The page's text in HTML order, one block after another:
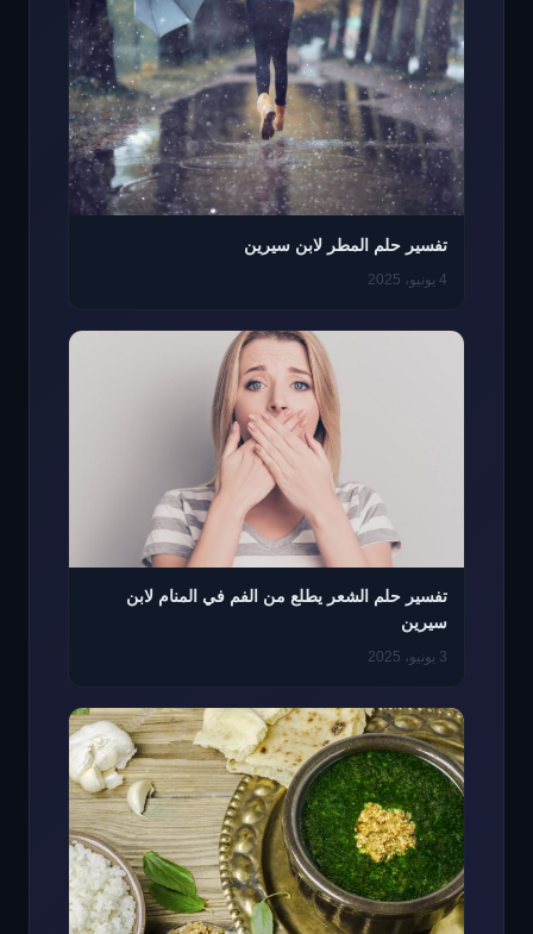
تفسير حلم المطر لابن سيرين
4 يونيو، 2025
تفسير حلم الشعر يطلع من الفم في المنام لابن
سيرين
3 يونيو، 2025